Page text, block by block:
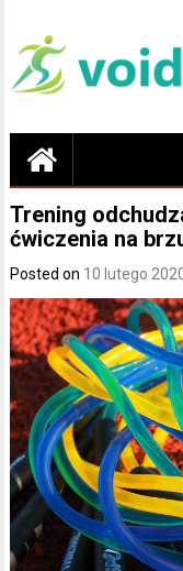
Trening
ćwiczenia na
Posted on 10 lutego